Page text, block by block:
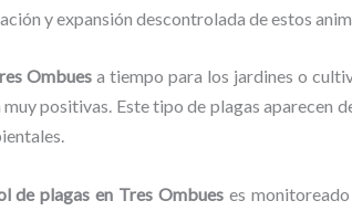
y expansión descontrolada de estos
Ombues a tiempo para los jardines o
positivas. Este tipo de plagas
de plagas en Tres Ombues es